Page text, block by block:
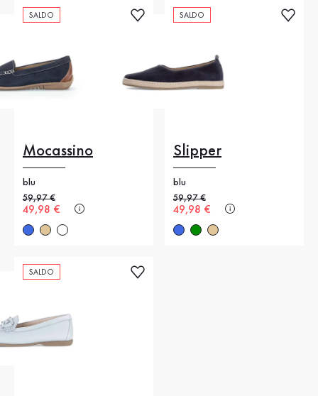
SALDO
Mocassino
blu
Prezzo precedente
59,97 €
Nuovo prezzo
49,98 €
SALDO
Slipper
blu
Prezzo precedente
59,97 €
Nuovo prezzo
49,98 €
SALDO